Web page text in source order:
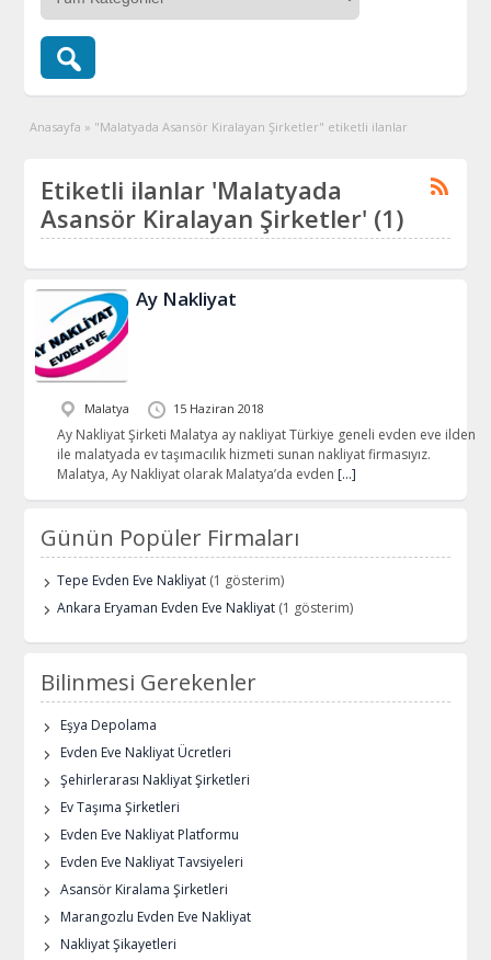
Anasayfa » "Malatyada Asansör Kiralayan Şirketler" etiketli ilanlar
Etiketli ilanlar 'Malatyada
Asansör Kiralayan Şirketler' (1)
Ay Nakliyat
Malatya 15 Haziran 2018
Ay Nakliyat Şirketi Malatya ay nakliyat Türkiye geneli evden eve ilden
ile malatyada ev taşımacılık hizmeti sunan nakliyat firmasıyız.
Malatya, Ay Nakliyat olarak Malatya’da evden […]
Günün Popüler Firmaları
Tepe Evden Eve Nakliyat (1 gösterim)
Ankara Eryaman Evden Eve Nakliyat (1 gösterim)
Bilinmesi Gerekenler
Eşya Depolama
Evden Eve Nakliyat Ücretleri
Şehirlerarası Nakliyat Şirketleri
Ev Taşıma Şirketleri
Evden Eve Nakliyat Platformu
Evden Eve Nakliyat Tavsiyeleri
Asansör Kiralama Şirketleri
Marangozlu Evden Eve Nakliyat
Nakliyat Şikayetleri